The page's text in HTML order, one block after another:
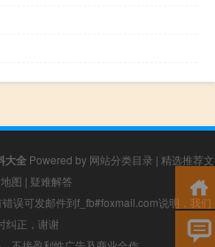
大全Powered by 网站分类目录 | 精选推荐文
图 | 疑难解答
误可发邮件到f_fb#foxmail.com说明，我们
纠正，谢谢